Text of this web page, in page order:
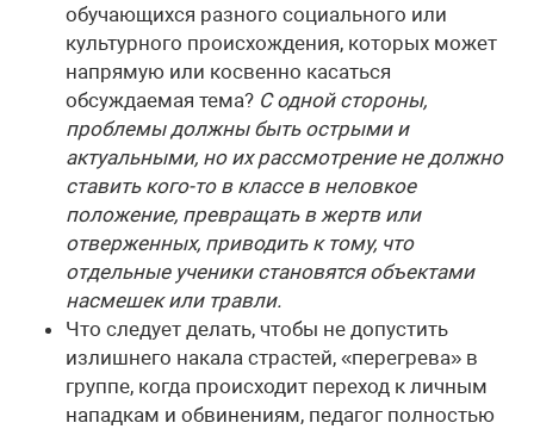
обучающихся разного социального или
культурного происхождения, которых может
напрямую или косвенно касаться
обсуждаемая тема? С одной стороны,
проблемы должны быть острыми и
актуальными, но их рассмотрение не должно
ставить кого-то в классе в неловкое
положение, превращать в жертв или
отверженных, приводить к тому, что
отдельные ученики становятся объектами
насмешек или травли.
Что следует делать, чтобы не допустить
излишнего накала страстей, «перегрева» в
группе, когда происходит переход к личным
нападкам и обвинениям, педагог полностью